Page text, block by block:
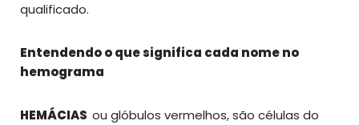
qualificado.
Entendendo o que significa cada nome no
hemograma
HEMÁCIAS ou glóbulos vermelhos, são células do